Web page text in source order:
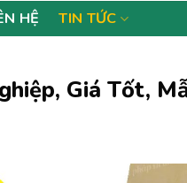
HỆ TIN TỨC
Giá Tốt,